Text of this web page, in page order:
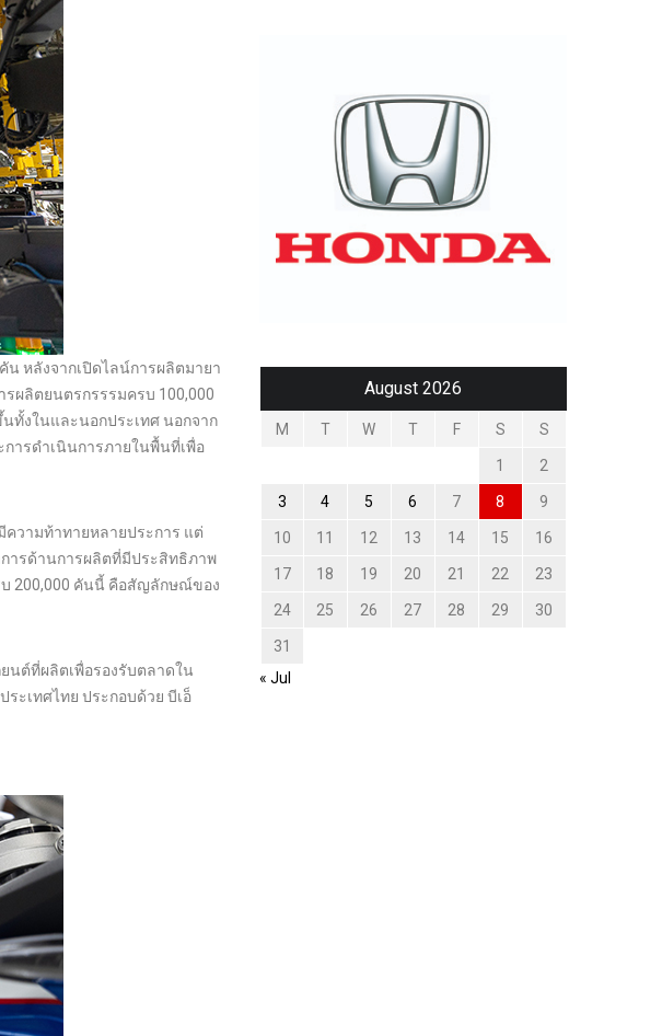
น หลังจากเปิดไลน์การผลิตมายา
ผลิตยนตรกรรรมครบ 100,000
ทั้งในและนอกประเทศ นอกจาก
ารดำเนินการภายในพื้นที่เพื่อ
ความท้าทายหลายประการ แต่
การด้านการผลิตที่มีประสิทธิภาพ
200,000 คันนี้ คือสัญลักษณ์ของ
นต์ที่ผลิตเพื่อรองรับตลาดใน
ะเทศไทย ประกอบด้วย บีเอ็
August 2026
M T W T F S S
1 2
3 4 5 6 7 8 9
10 11 12 13 14 15 16
17 18 19 20 21 22 23
24 25 26 27 28 29 30
31
« Jul